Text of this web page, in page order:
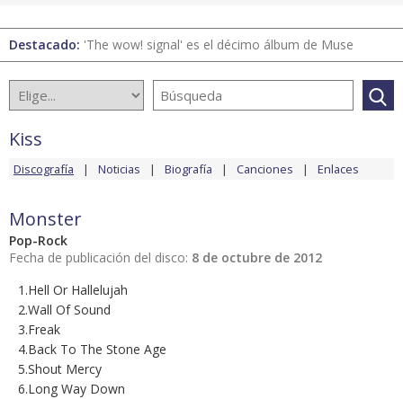
Destacado: 'The wow! signal' es el décimo álbum de Muse
Kiss
Discografía Noticias Biografía Canciones Enlaces
Monster
Pop-Rock
Fecha de publicación del disco: 8 de octubre de 2012
1.Hell Or Hallelujah
2.Wall Of Sound
3.Freak
4.Back To The Stone Age
5.Shout Mercy
6.Long Way Down